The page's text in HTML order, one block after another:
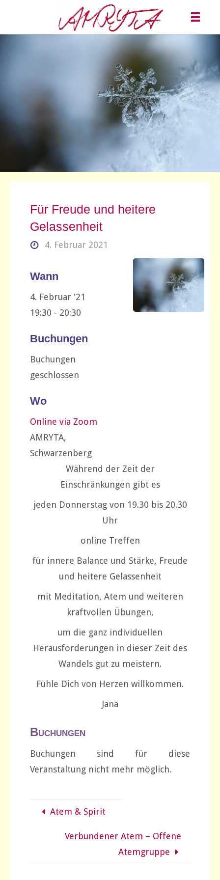
Für Freude und heitere
Gelassenheit
4. Februar 2021
Wann
4. Februar '21
19:30 - 20:30
Buchungen
Buchungen
geschlossen
Wo
Online via Zoom
AMRYTA,
Schwarzenberg
Während der Zeit der
Einschränkungen gibt es
jeden Donnerstag von 19.30 bis 20.30
Uhr
online Treffen
für innere Balance und Stärke, Freude
und heitere Gelassenheit
mit Meditation, Atem und weiteren
kraftvollen Übungen,
um die ganz individuellen
Herausforderungen in dieser Zeit des
Wandels gut zu meistern.
Fühle Dich von Herzen willkommen.
Jana
Buchungen
Buchungen sind für diese
Veranstaltung nicht mehr möglich.
Atem & Spirit
Verbundener Atem – Offene
Atemgruppe